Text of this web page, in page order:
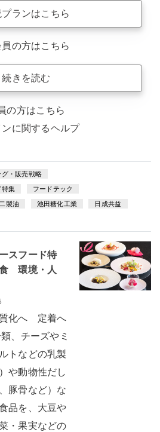
ランはこちら
の方はこちら
続きを読む
の方はこちら
ンに関するヘルプ
・販売戦略
特集 フードテック
製油 池田糖化工業 日成共益
スフード特
環境・人
化へ 定着へ
、チーズやミ
トなどの乳製
や動物性だし
豚骨など）な
品を、大豆や
・果実などの